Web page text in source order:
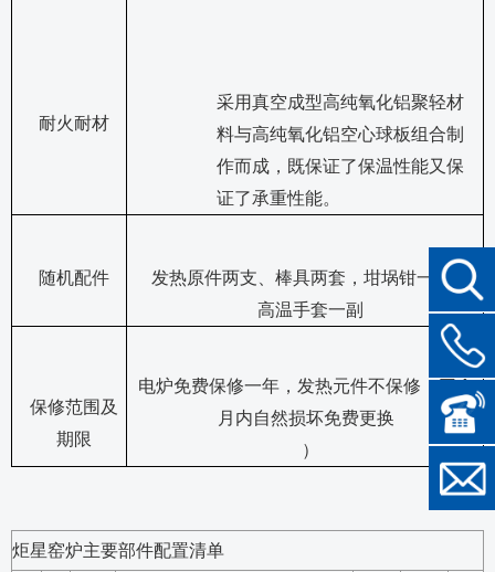
耐火耐材
采用真空成型高纯氧化铝聚轻材
料与高纯氧化铝空心球板组合制
作而成，既保证了保温性能又保
证了承重性能。
随机配件
发热原件两支、棒具两套，坩埚钳一把，
高温手套一副
保修范围及
期限
电炉免费保修一年，发热元件不保修（三个
月内自然损坏免费更换
）
炬星窑炉主要部件配置清单